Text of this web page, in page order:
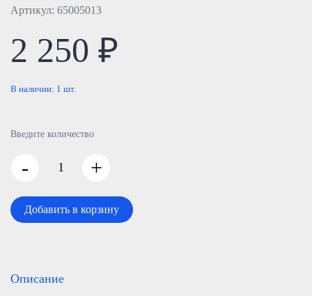
Артикул: 65005013
2 250 ₽
В наличии: 1 шт.
Введите количество
- +
Добавить в корзину
Описание